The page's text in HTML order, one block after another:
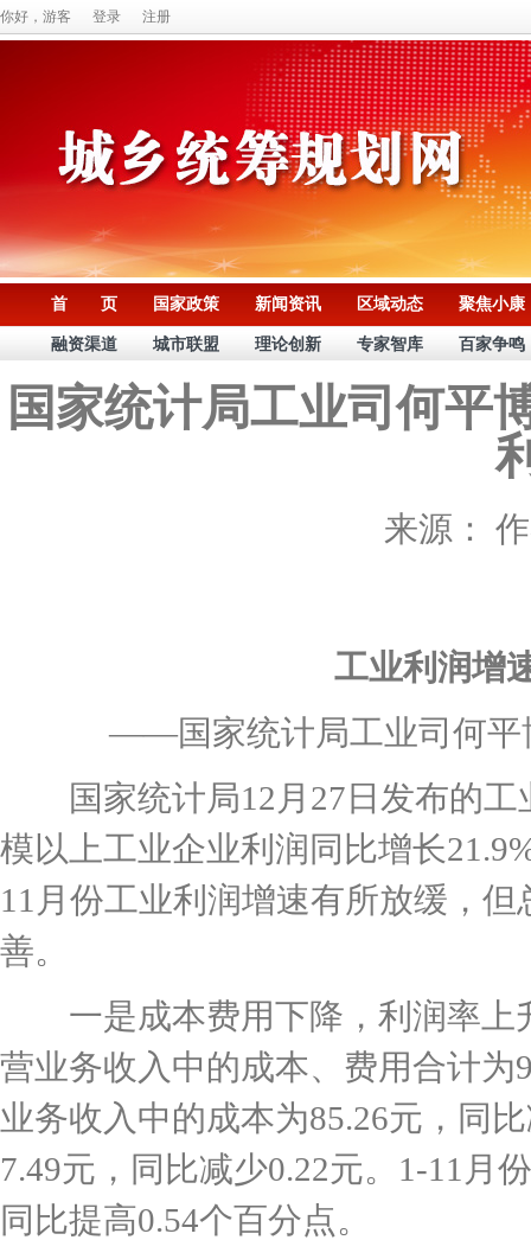
你好，游客 登录 注册
首 页 国家政策 新闻资讯 区域动态 聚焦小康
融资渠道 城市联盟 理论创新 专家智库 百家争鸣
国家统计局工业司何平
来源：
工业利润增
——国家统计局工业司何平博
国家统计局12月27日发布的工
模以上工业企业利润同比增长
11月份工业利润增速有所放缓，
善。
一是成本费用下降，利润率上
营业务收入中的成本、费用合计为
业务收入中的成本为85.26元，同
7.49元，同比减少0.22元。1-11月
同比提高0.54个百分点。